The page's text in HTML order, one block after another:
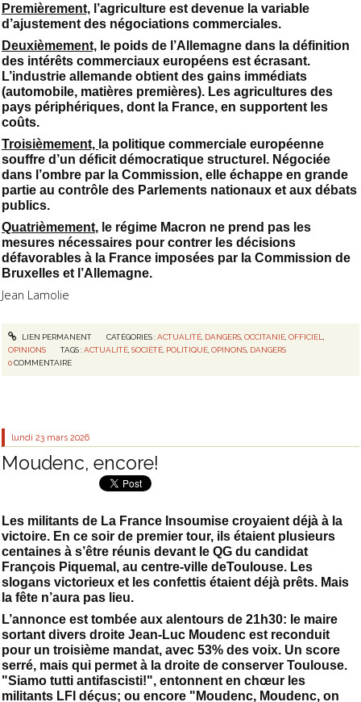
Premièrement, l’agriculture est devenue la variable
d’ajustement des négociations commerciales.
Deuxièmement, le poids de l’Allemagne dans la définition
des intérêts commerciaux européens est écrasant.
L’industrie allemande obtient des gains immédiats
(automobile, matières premières). Les agricultures des
pays périphériques, dont la France, en supportent les
coûts.
Troisièmement, la politique commerciale européenne
souffre d’un déficit démocratique structurel. Négociée
dans l’ombre par la Commission, elle échappe en grande
partie au contrôle des Parlements nationaux et aux débats
publics.
Quatrièmement, le régime Macron ne prend pas les
mesures nécessaires pour contrer les décisions
défavorables à la France imposées par la Commission de
Bruxelles et l’Allemagne.
Jean Lamolie
LIEN PERMANENT CATÉGORIES :ACTUALITÉ, DANGERS, OCCITANIE, OFFICIEL
OPINIONS
TAGS :ACTUALITÉ ,SOCIÉTÉ POLITIQUE ,OPINONS DANGERS
0COMMENTAIRE
lundi 23 mars 2026
Moudenc, encore!
Les militants de La France Insoumise croyaient déjà à la
victoire. En ce soir de premier tour, ils étaient plusieurs
centaines à s’être réunis devant le QG du candidat
François Piquemal, au centre-ville deToulouse. Les
slogans victorieux et les confettis étaient déjà prêts. Mais
la fête n’aura pas lieu.
L’annonce est tombée aux alentours de 21h30: le maire
sortant divers droite Jean-Luc Moudenc est reconduit
pour un troisième mandat, avec 53% des voix. Un score
serré, mais qui permet à la droite de conserver Toulouse.
"Siamo tutti antifascisti!", entonnent en chœur les
militants LFI déçus; ou encore "Moudenc, Moudenc, on